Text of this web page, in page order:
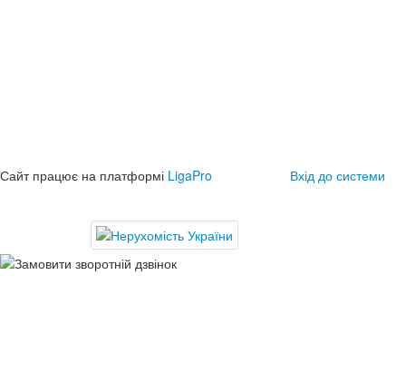
Сайт працює на платформі LigaPro Вхід до системи